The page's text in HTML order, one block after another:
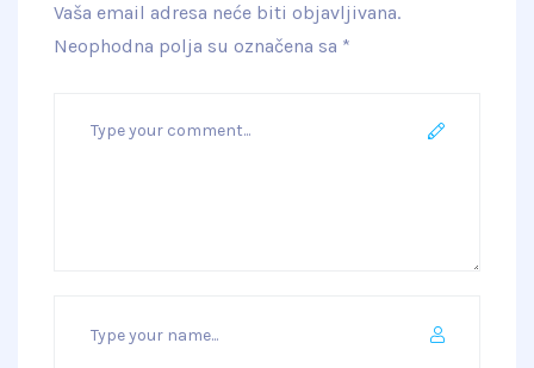
Vaša email adresa neće biti objavljivana.
Neophodna polja su označena sa *